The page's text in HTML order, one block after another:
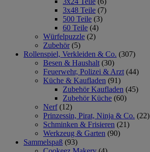
3x48 Teile (7)
500 Teile (3)
60 Teile (4)
Würfelpuzzle (2)
Zubehör (5)
Rollenspiel, Verkleiden & Co. (307)
Besen & Haushalt (30)
Feuerwehr, Polizei & Arzt (44)
Küche & Kaufladen (91)
Zubehör Kaufladen (45)
Zubehör Küche (60)
Nerf (12)
Prinzessin, Pirat, Ninja & Co. (22)
Schminken & Frisieren (21)
Werkzeug & Garten (90)
Sammelspaß (93)